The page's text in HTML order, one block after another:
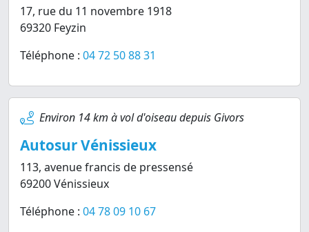
17, rue du 11 novembre 1918
69320 Feyzin
Téléphone : 04 72 50 88 31
Environ 14 km à vol d'oiseau depuis Givors
Autosur Vénissieux
113, avenue francis de pressensé
69200 Vénissieux
Téléphone : 04 78 09 10 67